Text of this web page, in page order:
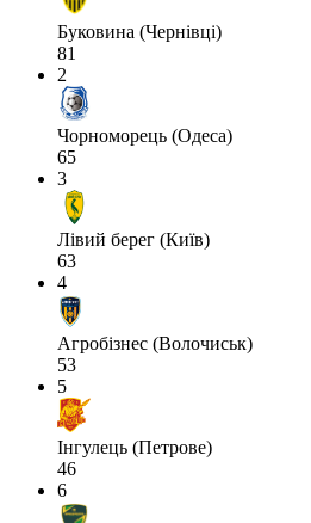
Буковина (Чернівці)
81
2
Чорноморець (Одеса)
65
3
Лівий берег (Київ)
63
4
Агробізнес (Волочиськ)
53
5
Інгулець (Петрове)
46
6